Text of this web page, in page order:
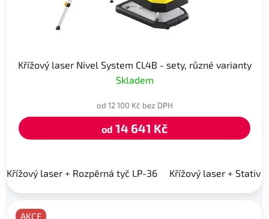
Křížový laser Nivel System CL4B - sety, různé varianty
Skladem
od 12 100 Kč bez DPH
od 14 641 Kč
Křížový laser + Rozpěrná tyč LP-36 Křížový laser + Stativ
AKCE